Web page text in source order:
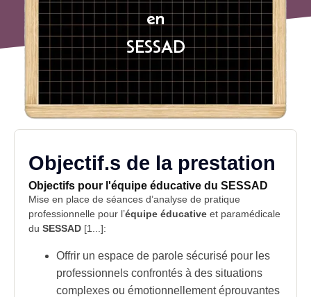
en
SESSAD
Objectif.s de la prestation
Objectifs pour l'équipe éducative du SESSAD
Mise en place de séances d’analyse de pratique
professionnelle pour l’équipe éducative et paramédicale
du SESSAD [1...]:
Offrir un espace de parole sécurisé pour les
professionnels confrontés à des situations
complexes ou émotionnellement éprouvantes